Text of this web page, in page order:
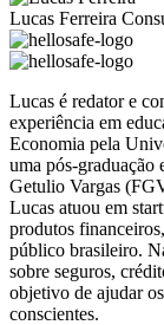
Lucas Ferreira
Lucas é redator e
experiência em
Economia pela
uma pós-graduação
Getulio Vargas
Lucas atuou em
produtos
público brasileiro.
sobre seguros,
objetivo de ajudar
conscientes.